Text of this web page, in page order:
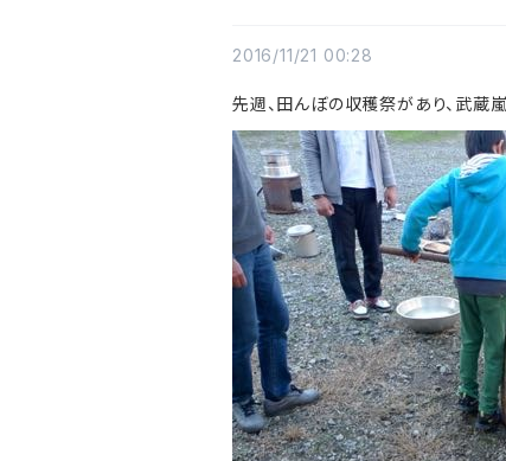
2016/11/21 00:28
先週、田んぼの収穫祭があり、武蔵嵐